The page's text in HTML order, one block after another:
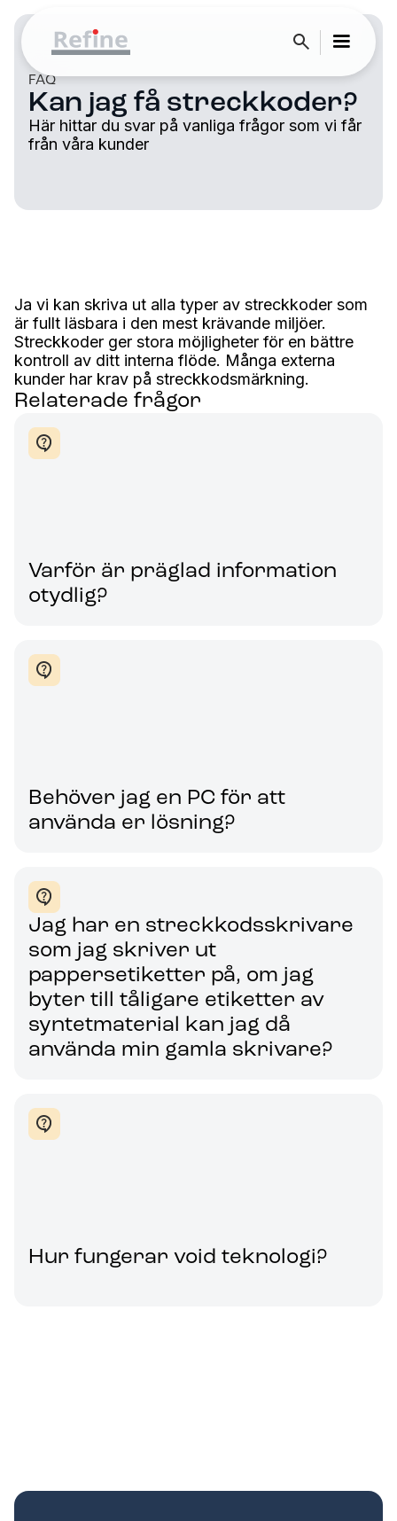
FAQ
Kan jag få streckkoder?
Här hittar du svar på vanliga frågor som vi får
från våra kunder
Ja vi kan skriva ut alla typer av streckkoder som
är fullt läsbara i den mest krävande miljöer.
Streckkoder ger stora möjligheter för en bättre
kontroll av ditt interna flöde. Många externa
kunder har krav på streckkodsmärkning.
Relaterade frågor
Varför är präglad information
otydlig?
Behöver jag en PC för att
använda er lösning?
Jag har en streckkodsskrivare
som jag skriver ut
pappersetiketter på, om jag
byter till tåligare etiketter av
syntetmaterial kan jag då
använda min gamla skrivare?
Hur fungerar void teknologi?